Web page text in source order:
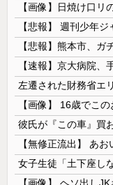
【画像】日焼け口
【悲報】熊本市、ガ